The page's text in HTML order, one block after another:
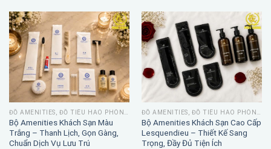
Bộ Amenities Khách Sạn Màu
Trắng – Thanh Lịch, Gọn Gàng,
Chuẩn Dịch Vụ Lưu Trú
Bộ Amenities Khách Sạn Cao Cấp
Lesquendieu – Thiết Kế Sang
Trọng, Đầy Đủ Tiện Ích